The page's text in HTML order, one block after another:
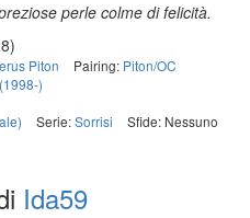
perle colme di felicità.
Piton Pairing: Piton/OC
)
Serie:Sorrisi
Sfide: Nessuno
Ida59